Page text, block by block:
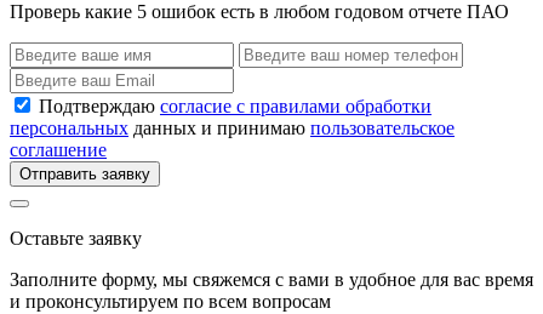
Проверь какие 5 ошибок есть в любом годовом отчете ПАО
Подтверждаю согласие с правилами обработки
персональных данных и принимаю пользовательское
соглашение
Отправить заявку
Оставьте заявку
Заполните форму, мы свяжемся с вами в удобное для вас время
и проконсультируем по всем вопросам